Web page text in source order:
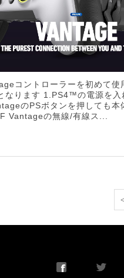
コントローラーを初めて使
なります 1.PS4™の電源を入
のPSボタンを押しても
Vantageの無線/有線ス...